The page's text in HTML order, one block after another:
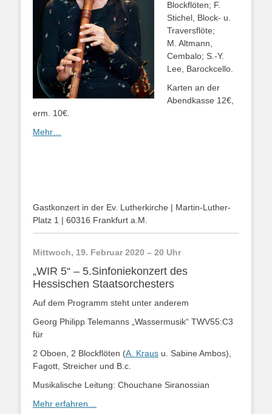
Blockflöten; F.
Stichel, Block- u.
Traversflöte;
M. Altmann,
Cembalo; S.-Y.
Lee, Barockcello.
Karten an der
Abendkasse 12€,
erm. 10€.
Mehr…
Gastkonzert in der Ev. Lutherkirche | Martin-Luther-
Platz 1 | 60316 Frankfurt a.M.
Mittwoch, 19. Februar 2020 – 20 Uhr
„WIR 5“ – 5.Sinfoniekonzert des
Hessischen Staatsorchesters
Auf dem Programm steht unter anderem
Georg Philipp Telemanns „Wassermusik“ TWV55:C3
für
2 Oboen, 2 Blockflöten (A. Kraus u. Sabine Ambos),
Fagott, Streicher und B.c.
Musikalische Leitung: Chouchane Siranossian
Mehr erfahren…